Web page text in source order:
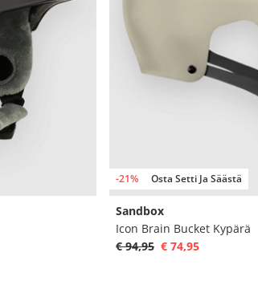
-21% Osta Setti Ja Säästä
Sandbox
Icon Brain Bucket Kypärä
€ 94,95 € 74,95